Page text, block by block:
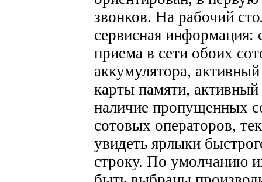
звонков. На рабочий
сервисная информация:
приема в сети обоих
аккумулятора,
карты памяти,
наличие пропущенных
сотовых операторов,
увидеть ярлыки
строку. По умолчанию